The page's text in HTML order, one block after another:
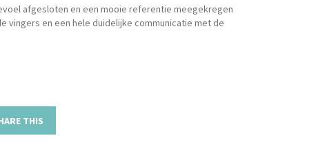
afgesloten en een mooie referentie meegekregen
vingers en een hele duidelijke communicatie met de
THIS